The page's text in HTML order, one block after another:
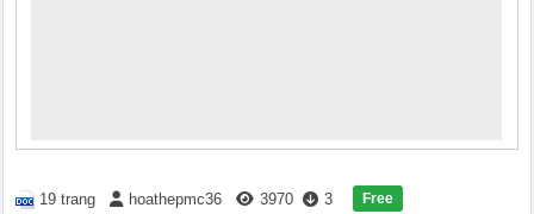
19 trang hoathepmc36 3970 3 Free